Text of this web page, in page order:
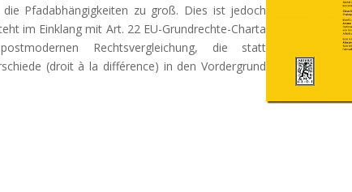
Pfadabhängigkeiten zu groß. Dies ist jedoch
im Einklang mit Art. 22 EU-Grundrechte-Charta
Rechtsvergleichung, die statt
(droit à la différence) in den Vordergrund